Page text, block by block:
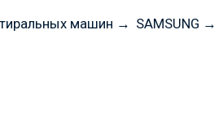
машин → SAMSUNG →